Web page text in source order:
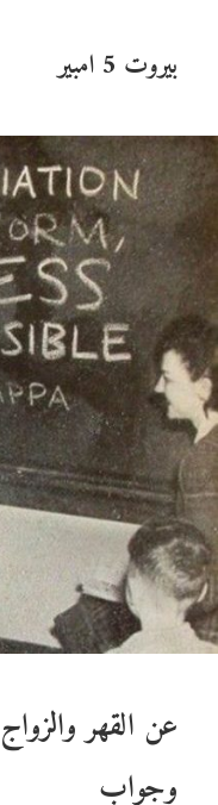
بيروت 5 امبير
وجواب